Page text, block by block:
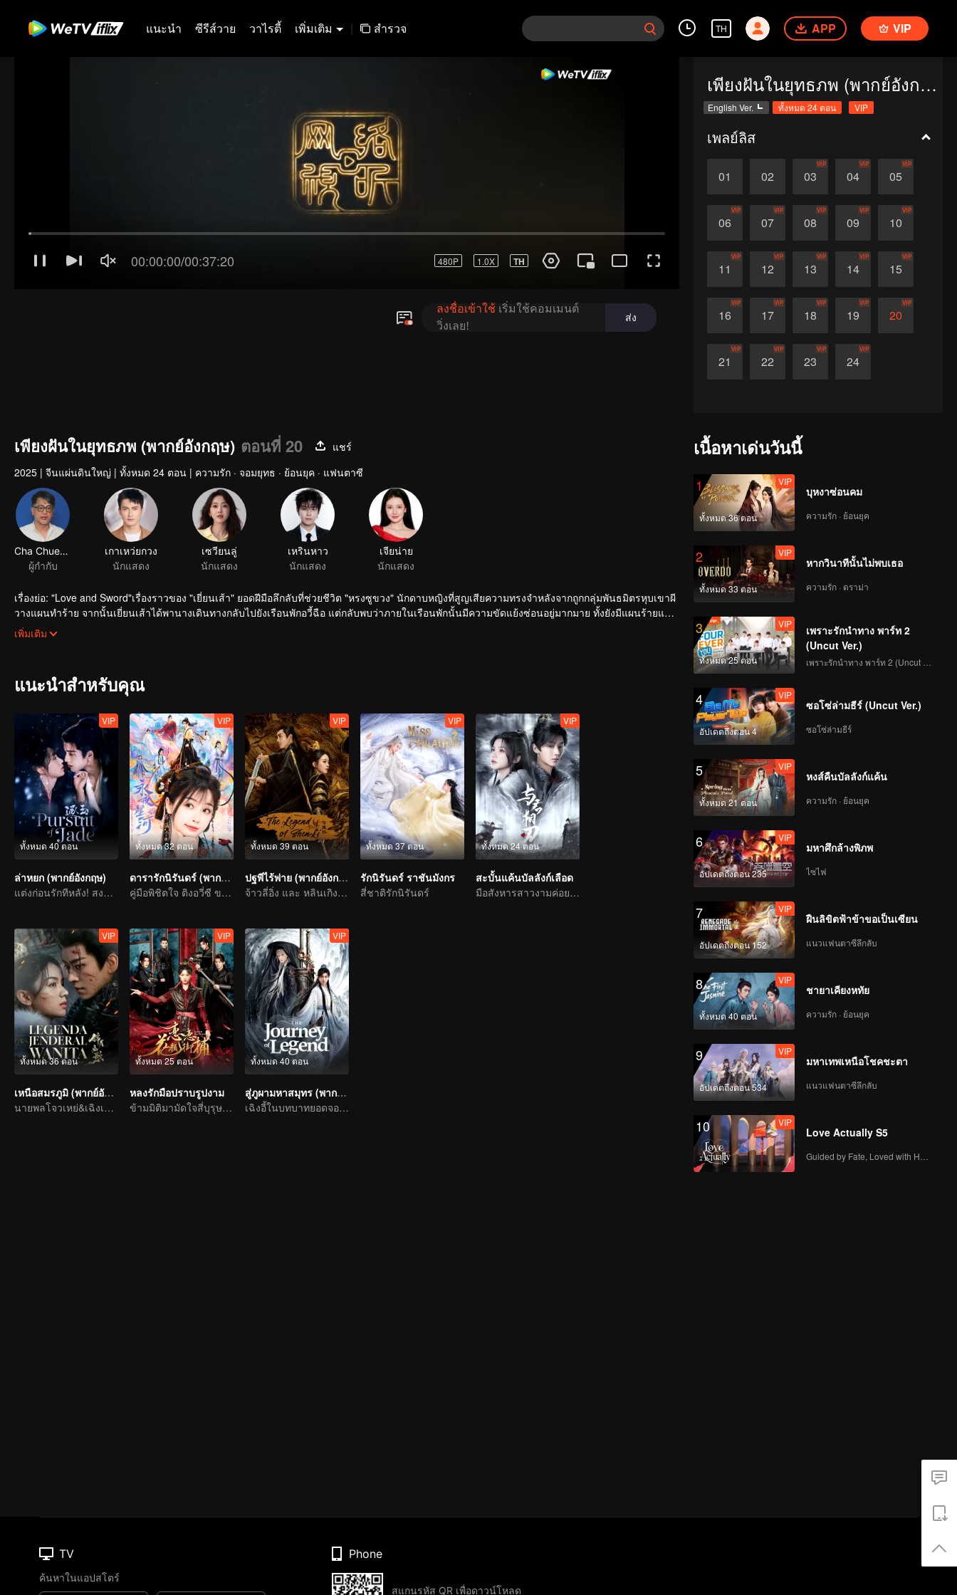
แนะนำ ซีรีส์วาย วาไรตี้ เพิ่มเติม | สำรวจ TH APP VIP
เพียงฝันในยุทธภพ (พากย์อังกฤษ)
English Ver. ทั้งหมด 24 ตอน VIP
เพลย์ลิส
01 02 03
VIP
04
VIP
05
VIP
06
VIP
07
VIP
08
VIP
09
VIP
10
VIP
11
VIP
12
VIP
13
VIP
14
VIP
15
VIP
16
VIP
17
VIP
18
VIP
19
VIP
20
VIP
21
VIP
22
VIP
23
VIP
24
VIP
เพียงฝันในยุทธภพ (พากย์อังกฤษ) ตอนที่ 20
แชร์
2025 | จีนแผ่นดินใหญ่ | ทั้งหมด 24 ตอน | ความรัก · จอมยุทธ · ย้อนยุค · แฟนตาซี
เรื่องย่อ: "Love and Sword"เรื่องราวของ "เยี่ยนเส้า" ยอดฝีมือลึกลับที่ช่วยชีวิต "หรงซูขวง" นักดาบหญิงที่สูญเสียความทรงจำหลังจากถูกกลุ่มพันธมิตรหุบเขาผี
วางแผนทำร้าย จากนั้นเยี่ยนเส้าได้พานางเดินทางกลับไปยังเรือนพักอวี้ฉือ แต่กลับพบว่าภายในเรือนพักนั้นมีความขัดแย้งซ่อนอยู่มากมาย ทั้งยังมีแผนร้ายและ
การต่อสู้ของสำนักต่าง ๆ ในยุทธภพ ทั้งสองจึงถูกดึงเข้าไปพัวพันกับเรื่องราวการต่อสู้ในยุทธภพ ร่วมมือกันทำความดี ปราบปรามความชั่ว และต่อต้านกลุ่ม
เพิ่มเติม
แนะนำสำหรับคุณ
ทั้งหมด 40 ตอน
VIP
ล่าหยก (พากย์อังกฤษ)
แต่งก่อนรักทีหลัง! สงครามหลอมรักแท้
ทั้งหมด 32 ตอน
VIP
ดารารักนิรันดร์ (พากย์อังกฤษ)
คู่มือพิชิตใจ ติงอวี่ซี ของอวี๋ซูซิน
ทั้งหมด 39 ตอน
VIP
ปฐพีไร้พ่าย (พากย์อังกฤษ)
จ้าวลี่อิ่ง และ หลินเกิงซิน รวมมืออีกครั้ง!
ทั้งหมด 37 ตอน
VIP
รักนิรันดร์ ราชันมังกร
สี่ชาติรักนิรันดร์
ทั้งหมด 24 ตอน
VIP
สะบั้นแค้นบัลลังก์เลือด
มือสังหารสาวงามค่อย ๆ ไล่ล่าองค์ชายแสนรัก
ทั้งหมด 36 ตอน
VIP
เหนือสมรภูมิ (พากย์อังกฤษ)
นายพลโจวเหย่&เฉิงเหล่ยปกป้องประเทศ
ทั้งหมด 25 ตอน
VIP
หลงรักมือปราบรูปงาม
ข้ามมิติมามัดใจสี่บุรุษรูปงาม
ทั้งหมด 40 ตอน
VIP
สู่ภูผามหาสมุทร (พากย์อังกฤษ)
เฉิงอี้ในบทบาทยอดจอมยุทธ์แห่งแผ่นดิน
เนื้อหาเด่นวันนี้
1
ทั้งหมด 36 ตอน
VIP
บุหงาซ่อนคม
ความรัก · ย้อนยุค
2
ทั้งหมด 33 ตอน
VIP
หากวินาทีนั้นไม่พบเธอ
ความรัก · ดราม่า
3
ทั้งหมด 25 ตอน
VIP
เพราะรักนำทาง พาร์ท 2
(Uncut Ver.)
4
อัปเดตถึงตอน 4
VIP
ซอโซ่ล่ามธีร์ (Uncut Ver.)
ซอโซ่ล่ามธีร์
5
ทั้งหมด 21 ตอน
VIP
หงส์คืนบัลลังก์แค้น
ความรัก · ย้อนยุค
6
อัปเดตถึงตอน 235
VIP
มหาศึกล้างพิภพ
ไซไฟ
7
อัปเดตถึงตอน 152
VIP
ฝืนลิขิตฟ้าข้าขอเป็นเซียน
แนวแฟนตาซีลึกลับ
8
ทั้งหมด 40 ตอน
VIP
ชายาเคียงหทัย
ความรัก · ย้อนยุค
9
อัปเดตถึงตอน 534
VIP
มหาเทพเหนือโชคชะตา
แนวแฟนตาซีลึกลับ
10 VIP
Love Actually S5
TV
ค้นหาในแอปสโตร์
Phone
สแกนรหัส QR เพื่อดาวน์โหลด